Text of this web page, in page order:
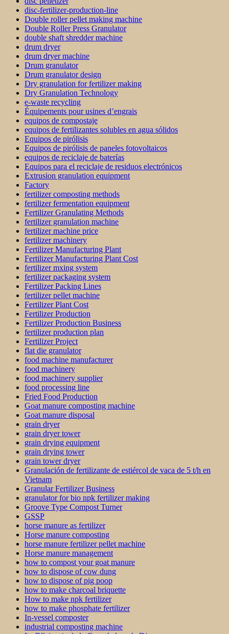
disc-fertilizer-production-line
Double roller pellet making machine
Double Roller Press Granulator
double shaft shredder machine
drum dryer
drum dryer machine
Drum granulator
Drum granulator design
Dry granulation for fertilizer making
Dry Granulation Technology
e-waste recycling
Équipements pour usines d’engrais
equipos de compostaje
equipos de fertilizantes solubles en agua sólidos
Equipos de pirólisis
Equipos de pirólisis de paneles fotovoltaicos
equipos de reciclaje de baterías
Equipos para el reciclaje de residuos electrónicos
Extrusion granulation equipment
Factory
fertilizer composting methods
fertilizer fermentation equipment
Fertilizer Granulating Methods
fertilizer granulation machine
fertilizer machine price
fertilizer machinery
Fertilizer Manufacturing Plant
Fertilizer Manufacturing Plant Cost
fertilizer mxing system
fertilizer packaging system
Fertilizer Packing Lines
fertilizer pellet machine
Fertilizer Plant Cost
Fertilizer Production
Fertilizer Production Business
fertilizer production plan
Fertilizer Project
flat die granulator
food machine manufacturer
food machinery
food machinery supplier
food processing line
Fried Food Production
Goat manure composting machine
Goat manure disposal
grain dryer
grain dryer tower
grain drying equipment
grain drying tower
grain tower dryer
Granulación de fertilizante de estiércol de vaca de 5 t/h en
Vietnam
Granular Fertilizer Business
granulator for bio npk fertilizer making
Groove Type Compost Turner
GSSP
horse manure as fertilizer
Horse manure composting
horse manure fertilizer pellet machine
Horse manure management
how to compost your goat manure
how to dispose of cow dung
how to dispose of pig poop
how to make charcoal briquette
How to make npk fertilizer
how to make phosphate fertilizer
In-vessel composter
industrial composting machine